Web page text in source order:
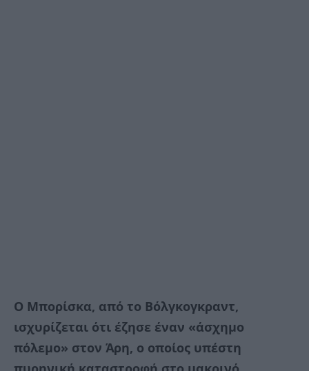
Ο Μπορίσκα, από το Βόλγκογκραντ,
ισχυρίζεται ότι έζησε έναν «άσχημο
πόλεμο» στον Άρη, ο οποίος υπέστη